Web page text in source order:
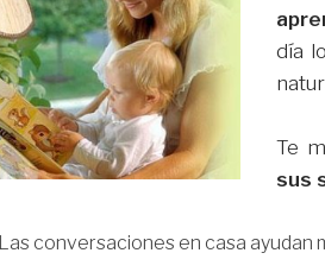
día
Te
sus
Las conversaciones en casa ayudan